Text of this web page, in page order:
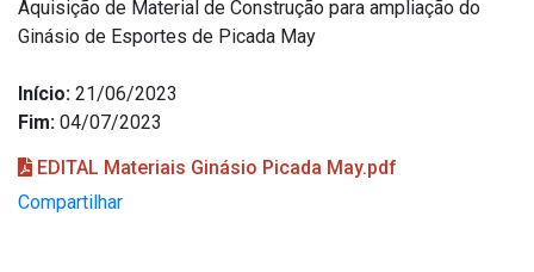
Aquisição de Material de Construção para ampliação do
Ginásio de Esportes de Picada May
Início: 21/06/2023
Fim: 04/07/2023
EDITAL Materiais Ginásio Picada May.pdf
Compartilhar